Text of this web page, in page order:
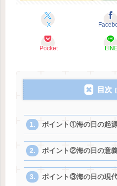
X
Pocket
目次
ポイント①海の日の起
ポイント②海の日の意
ポイント③海の日の現